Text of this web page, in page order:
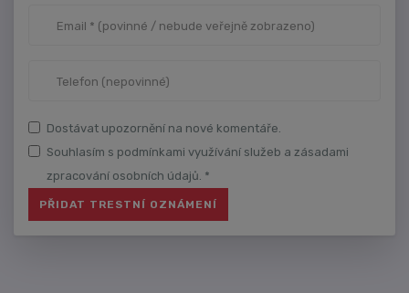
Dostávat upozornění na nové komentáře.
Souhlasím s podmínkami využívání služeb a zásadami
zpracování osobních údajů. *